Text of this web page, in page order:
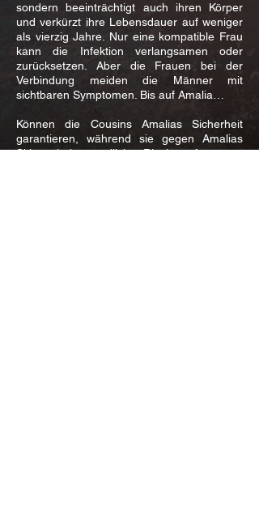
sondern beeinträchtigt auch ihren Körper
und verkürzt ihre Lebensdauer auf weniger
als vierzig Jahre. Nur eine kompatible Frau
kann die Infektion verlangsamen oder
zurücksetzen. Aber die Frauen bei der
Verbindung meiden die Männer mit
sichtbaren Symptomen. Bis auf Amalia…
Können die Cousins Amalias Sicherheit
garantieren, während sie gegen Amalias
Sklavenhalter, tödliche Rivalen, Attentäter